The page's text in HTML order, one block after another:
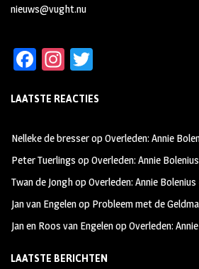
nieuws@vught.nu
Fa
b
oo
k
In
ag
m
tt
LAATSTE REACTIES
Nelleke de bresseropOverleden: Annie
Peter Tuerlings opOverleden: Annie
Twan de JonghopOverleden: Annie
Jan van Engelenop Probleem met de
Jan en Roos van EngelenopOverleden:
LAATSTE BERICHTEN